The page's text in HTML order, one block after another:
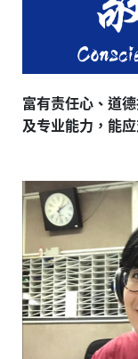
富有责任心 、 道
及专业能力， 能